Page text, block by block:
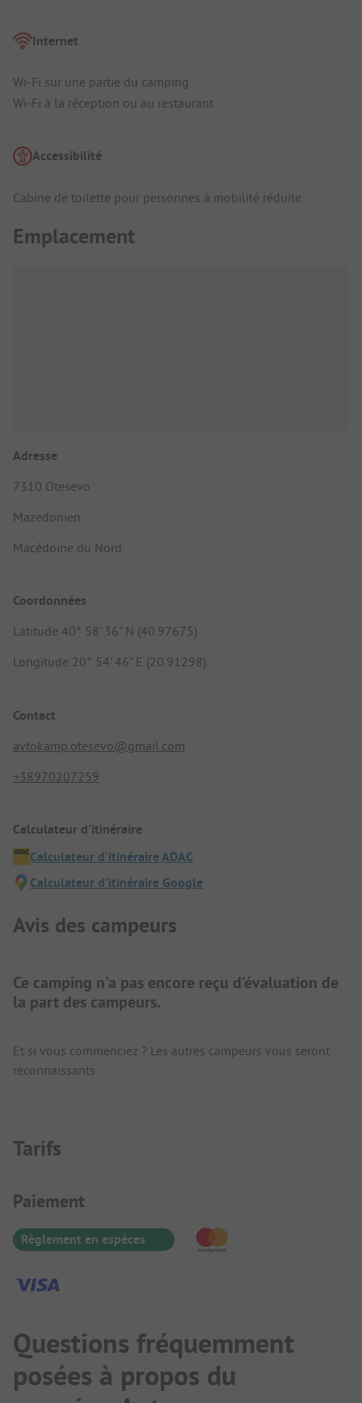
Internet
Wi-Fi sur une partie du camping
Wi-Fi à la réception ou au restaurant
Accessibilité
Cabine de toilette pour personnes à mobilité réduite
Emplacement
Adresse
7310 Otesevo
Mazedonien
Macédoine du Nord
Coordonnées
Latitude 40° 58' 36" N (40.97675)
Longitude 20° 54' 46" E (20.91298)
Contact
avtokamp.otesevo@gmail.com
+38970207259
Calculateur d'itinéraire
Calculateur d'itinéraire ADAC
Calculateur d'itinéraire Google
Avis des campeurs
Ce camping n'a pas encore reçu d'évaluation de
la part des campeurs.
Et si vous commenciez ? Les autres campeurs vous seront
reconnaissants.
Tarifs
Informations de paiement
Paiement
Règlement en espèces
Questions fréquemment
posées à propos du